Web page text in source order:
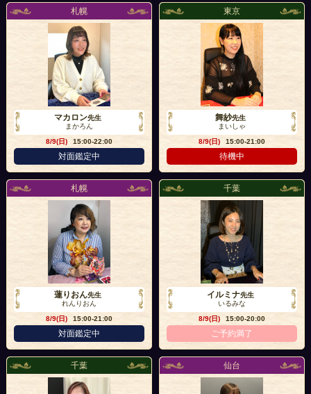
札幌
マカロン先生
まかろん
8/9(日)
15:00-22:00
対面鑑定中
東京
舞紗先生
まいしゃ
8/9(日)
15:00-21:00
待機中
札幌
蓮りおん先生
れんりおん
8/9(日)
15:00-21:00
対面鑑定中
千葉
イルミナ先生
いるみな
8/9(日)
15:00-20:00
ご予約満了
千葉 仙台